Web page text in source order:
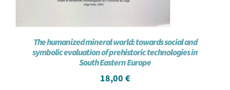
The humanized mineral world: towards social and
symbolic evaluation of prehistoric technologies in
South Eastern Europe
18,00 €